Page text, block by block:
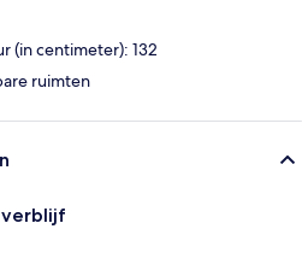
(in centimeter): 132
ruimten
verblijf